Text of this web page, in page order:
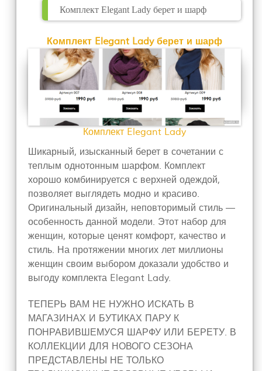
Комплект Elegant Lady берет и шарф
Комплект Elegant Lady берет и шарф
Комплект Elegant Lady
Шикарный, изысканный берет в сочетании с
теплым однотонным шарфом. Комплект
хорошо комбинируется с верхней одеждой,
позволяет выглядеть модно и красиво.
Оригинальный дизайн, неповторимый стиль ―
особенность данной модели. Этот набор для
женщин, которые ценят комфорт, качество и
стиль. На протяжении многих лет миллионы
женщин своим выбором доказали удобство и
выгоду комплекта Elegant Lady.
ТЕПЕРЬ ВАМ НЕ НУЖНО ИСКАТЬ В
МАГАЗИНАХ И БУТИКАХ ПАРУ К
ПОНРАВИВШЕМУСЯ ШАРФУ ИЛИ БЕРЕТУ. В
КОЛЛЕКЦИИ ДЛЯ НОВОГО СЕЗОНА
ПРЕДСТАВЛЕНЫ НЕ ТОЛЬКО